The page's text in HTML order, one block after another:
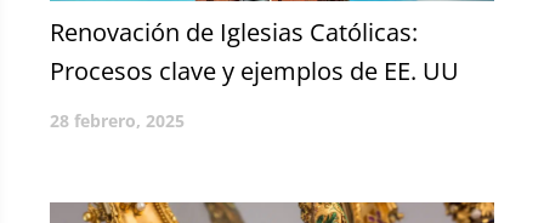
Renovación de Iglesias Católicas:
Procesos clave y ejemplos de EE. UU
28 febrero, 2025